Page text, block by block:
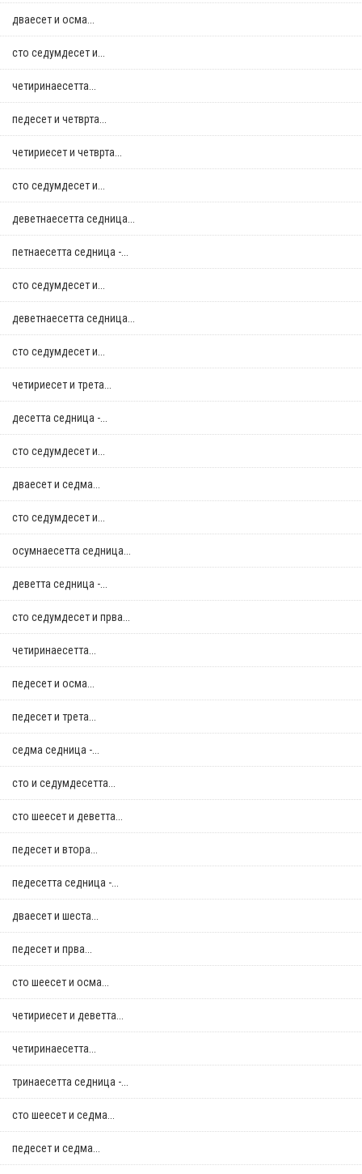
дваесет и осма...
сто седумдесет и...
четиринаесетта...
педесет и четврта...
четириесет и четврта...
сто седумдесет и...
деветнаесетта седница...
петнаесетта седница -...
сто седумдесет и...
деветнаесетта седница...
сто седумдесет и...
четириесет и трета...
десетта седница -...
сто седумдесет и...
дваесет и седма...
сто седумдесет и...
осумнaесетта седница...
деветта седница -...
сто седумдесет и прва...
четиринаесетта...
педесет и осма...
педесет и трета...
седма седница -...
сто и седумдесетта...
сто шеесет и деветта...
педесет и втора...
педесетта седница -...
дваесет и шеста...
педесет и прва...
сто шеесет и осма...
четириесет и деветта...
четиринаесетта...
тринаесетта седница -...
сто шеесет и седма...
педесет и седма...